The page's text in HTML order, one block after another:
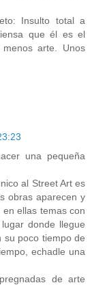
Insulto total a
que él es el
arte. Unos
una pequeña
al Street Art es
obras aparecen y
ellas temas con
donde llegue
su poco tiempo de
echadle una
de arte